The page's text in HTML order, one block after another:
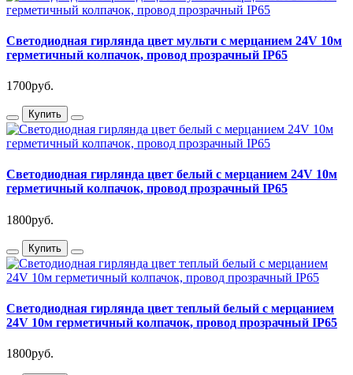
Светодиодная гирлянда цвет мульти с мерцанием 24V 10м
герметичный колпачок, провод прозрачный IP65
1700руб.
Купить
Светодиодная гирлянда цвет белый с мерцанием 24V 10м
герметичный колпачок, провод прозрачный IP65
1800руб.
Купить
Светодиодная гирлянда цвет теплый белый с мерцанием
24V 10м герметичный колпачок, провод прозрачный IP65
1800руб.